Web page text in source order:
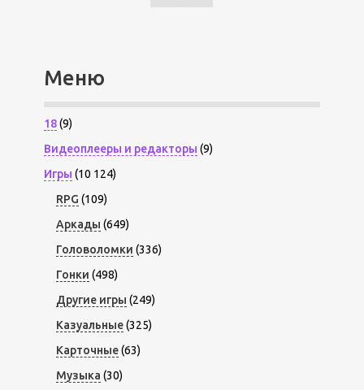
Меню
18(9)
Видеоплееры и редакторы (9)
Игры (10 124)
RPG (109)
Аркады (649)
Головоломки (336)
Гонки (498)
Другие игры (249)
Казуальные(325)
Карточные(63)
Музыка (30)